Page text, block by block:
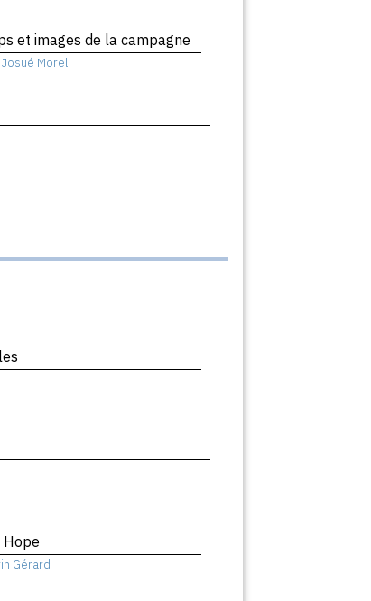
et images de la campagne
Josué Morel
Gérard